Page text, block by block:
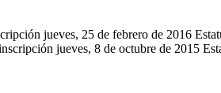
jueves, 25 de febrero de 2016
jueves, 8 de octubre de 2015